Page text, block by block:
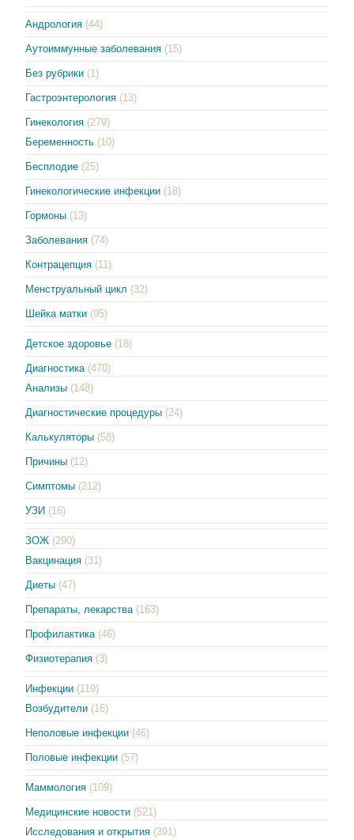
Андрология (44)
Аутоиммунные заболевания (15)
Без рубрики (1)
Гастроэнтерология (13)
Гинекология (279)
Беременность (10)
Бесплодие (25)
Гинекологические инфекции (18)
Гормоны (13)
Заболевания (74)
Контрацепция (11)
Менструальный цикл (32)
Шейка матки (95)
Детское здоровье (18)
Диагностика (470)
Анализы (148)
Диагностические процедуры (24)
Калькуляторы (58)
Причины (12)
Симптомы (212)
УЗИ (16)
ЗОЖ (290)
Вакцинация (31)
Диеты (47)
Препараты, лекарства (163)
Профилактика (46)
Физиотерапия (3)
Инфекции (119)
Возбудители (16)
Неполовые инфекции (46)
Половые инфекции (57)
Маммология (109)
Медицинские новости (521)
Исследования и открытия (391)